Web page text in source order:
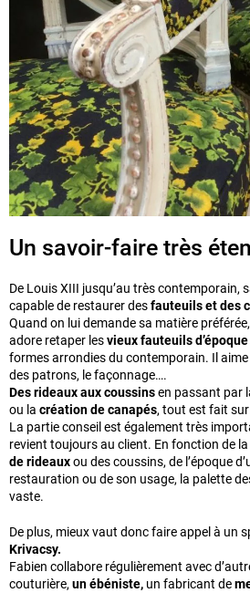
Un savoir-faire très
De Louis XIII jusqu’au très contemporain,
capable de restaurer desfauteuils et des
Quand on lui demande sa matière
adore retaper lesvieux fauteuils
formes arrondies du contemporain. Il
des patrons, le façonnage….
Des rideaux aux coussinsen passant par
ou la création de canapés, tout est fait
La partie conseil est également très
revient toujours au client. En fonction de
de rideauxou des coussins, de l’époque
restauration ou de son usage, la palette
vaste.
De plus, mieux vaut donc faire appel à un
Krivacsy.
Fabien collabore régulièrement avec
couturière,un ébéniste, un fabricant de